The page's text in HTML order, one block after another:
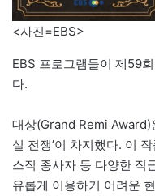
<사진=EBS>
EBS 프로그램들이 제59
다.
대상(Grand Remi Award)
실 전쟁’이 차지했다. 이
스직 종사자 등 다양한 직
유롭게 이용하기 어려운